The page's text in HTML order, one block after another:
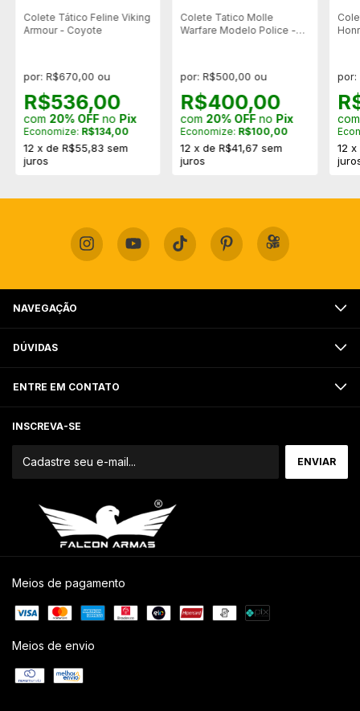
Colete Tático Feline Viking
Armour - Coyote
por: R$670,00 ou
R$536,00
com 20% OFFno Pix
Economize: R$134,00
12 x de R$55,83 sem
juros
Colete Tatico Molle
Warfare Modelo Police -
por: R$500,00 ou
R$400,00
com 20% OFFno Pix
Economize: R$100,00
12 xdeR$41,67 sem
juros
por:
12 x
NAVEGAÇÃO
DÚVIDAS
ENTRE EM CONTATO
INSCREVA-SE
Meios de pagamento
Meios de envio